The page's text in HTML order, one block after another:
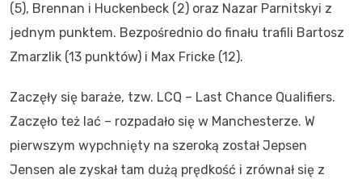
(5), Brennan i Huckenbeck (2) oraz Nazar Parnitskyi z
jednym punktem. Bezpośrednio do finału trafili Bartosz
Zmarzlik (13 punktów) i Max Fricke (12).
Zaczęły się baraże, tzw. LCQ – Last Chance Qualifiers.
Zaczęło też lać – rozpadało się w Manchesterze. W
pierwszym wypchnięty na szeroką został Jepsen
Jensen ale zyskał tam dużą prędkość i zrównał się z